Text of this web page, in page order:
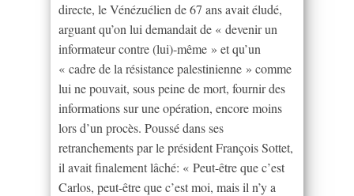
directe, le Vénézuélien de 67 ans avait éludé,
arguant qu’on lui demandait de « devenir un
informateur contre (lui)-même » et qu’un
« cadre de la résistance palestinienne » comme
lui ne pouvait, sous peine de mort, fournir des
informations sur une opération, encore moins
lors d’un procès. Poussé dans ses
retranchements par le président François Sottet,
il avait finalement lâché: « Peut-être que c’est
Carlos, peut-être que c’est moi, mais il n’y a